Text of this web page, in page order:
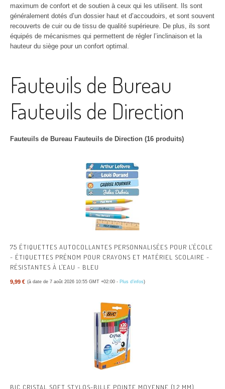
maximum de confort et de soutien à ceux qui les utilisent. Ils sont
généralement dotés d’un dossier haut et d’accoudoirs, et sont souvent
recouverts de cuir ou de tissu de qualité supérieure. De plus, ils sont
équipés de mécanismes qui permettent de régler l’inclinaison et la
hauteur du siège pour un confort optimal.
Fauteuils de Bureau
Fauteuils de Direction
Fauteuils de Bureau Fauteuils de Direction (16 produits)
75 ÉTIQUETTES AUTOCOLLANTES PERSONNALISÉES POUR L'ÉCOLE
- ÉTIQUETTES PRÉNOM POUR CRAYONS ET MATÉRIEL SCOLAIRE -
RÉSISTANTES À L'EAU - BLEU
9,99 € (à date de 7 août 2026 10:55 GMT +02:00 - Plus d’infos)
BIC CRISTAL SOFT STYLOS-BILLE POINTE MOYENNE (1,2 MM)